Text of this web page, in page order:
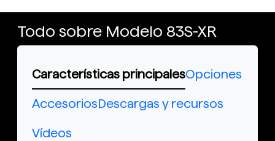
Todo sobre Modelo 83S-XR
Características principalesOpciones
AccesoriosDescargas y recursos
Vídeos